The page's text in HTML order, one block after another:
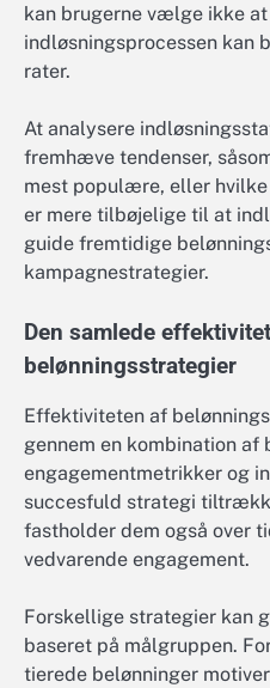
kan brugerne vælge ikke
indløsningsprocessen kan
rater.
At analysere
fremhæve tendenser,
mest populære, eller
er mere tilbøjelige til at
guide fremtidige
kampagnestrategier.
Den samlede
belønningsstrategier
Effektiviteten af
gennem en kombination af
engagementmetrikker og
succesfuld strategi
fastholder dem også over
vedvarende engagement.
Forskellige strategier kan
baseret på målgruppen.
tierede belønninger